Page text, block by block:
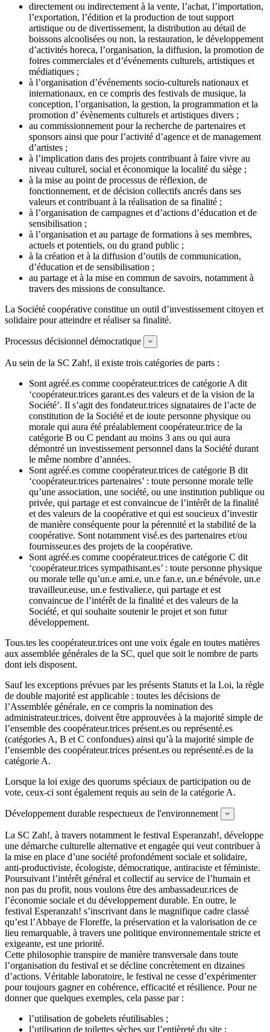
directement ou indirectement à la vente, l’achat, l’importation,
l’exportation, l’édition et la production de tout support
artistique ou de divertissement, la distribution au détail de
boissons alcoolisées ou non, la restauration, le développement
d’activités horeca, l’organisation, la diffusion, la promotion de
foires commerciales et d’événements culturels, artistiques et
médiatiques ;
à l’organisation d’événements socio-culturels nationaux et
internationaux, en ce compris des festivals de musique, la
conception, l’organisation, la gestion, la programmation et la
promotion d’ évènements culturels et artistiques divers ;
au commissionnement pour la recherche de partenaires et
sponsors ainsi que pour l’activité d’agence et de management
d’artistes ;
à l’implication dans des projets contribuant à faire vivre au
niveau culturel, social et économique la localité du siège ;
à la mise au point de processus de réflexion, de
fonctionnement, et de décision collectifs ancrés dans ses
valeurs et contribuant à la réalisation de sa finalité ;
à l’organisation de campagnes et d’actions d’éducation et de
sensibilisation ;
à l’organisation et au partage de formations à ses membres,
actuels et potentiels, ou du grand public ;
à la création et à la diffusion d’outils de communication,
d’éducation et de sensibilisation ;
au partage et à la mise en commun de savoirs, notamment à
travers des missions de consultance.
La Société coopérative constitue un outil d’investissement citoyen et
solidaire pour atteindre et réaliser sa finalité.
Processus décisionnel démocratique Expand
Au sein de la SC Zah!, il existe trois catégories de parts :
Sont agréé.es comme coopérateur.trices de catégorie A dit
‘coopérateur.trices garant.es des valeurs et de la vision de la
Société’. Il s’agit des fondateur.trices signataires de l’acte de
constitution de la Société et de ioute personne physique ou
morale qui aura été préalablement coopérateur.trice de la
catégorie B ou C pendant au moins 3 ans ou qui aura
démontré un investissement personnel dans la Société durant
le même nombre d’années.
Sont agréé.es comme coopérateur.trices de catégorie B dit
‘coopérateur.trices partenaires’ : toute personne morale telle
qu’une association, une société, ou une institution publique ou
privée, qui partage et est convaincue de l’intérêt de la finalité
et des valeurs de la coopérative et qui est soucieux d’investir
de manière conséquente pour la pérennité et la stabilité de la
coopérative. Sont notamment visé.es des partenaires et/ou
fournisseur.es des projets de la coopérative.
Sont agréé.es comme coopérateur.trices de catégorie C dit
‘coopérateur.trices sympathisant.es’ : toute personne physique
ou morale telle qu’un.e ami.e, un.e fan.e, un.e bénévole, un.e
travailleur.euse, un.e festivalier.e, qui partage et est
convaincue de l’intérêt de la finalité et des valeurs de la
Société, et qui souhaite soutenir le projet et son futur
développement.
Tous.tes les coopérateur.trices ont une voix égale en toutes matières
aux assemblée générales de la SC, quel que soit le nombre de parts
dont iels disposent.
Sauf les exceptions prévues par les présents Statuts et la Loi, la règle
de double majorité est applicable : toutes les décisions de
l’Assemblée générale, en ce compris la nomination des
administrateur.trices, doivent être approuvées à la majorité simple de
l’ensemble des coopérateur.trices présent.es ou représenté.es
(catégories A, B et C confondues) ainsi qu’à la majorité simple de
l’ensemble des coopérateur.trices présent.es ou représenté.es de la
catégorie A.
Lorsque la loi exige des quorums spéciaux de participation ou de
vote, ceux-ci sont également requis au sein de la catégorie A.
Développement durable respectueux de l'environnement Expand
La SC Zah!, à travers notamment le festival Esperanzah!, développe
une démarche culturelle alternative et engagée qui veut contribuer à
la mise en place d’une société profondément sociale et solidaire,
anti-productiviste, écologiste, démocratique, antiraciste et féministe.
Poursuivant l’intérêt général et collectif au service de l’humain et
non pas du profit, nous voulons être des ambassadeur.rices de
l’économie sociale et du développement durable. En outre, le
festival Esperanzah! s’inscrivant dans le magnifique cadre classé
qu’est l’Abbaye de Floreffe, la préservation et la valorisation de ce
lieu remarquable, à travers une politique environnementale stricte et
exigeante, est une priorité.
Cette philosophie transpire de manière transversale dans toute
l’organisation du festival et se décline concrètement en dizaines
d’actions. Véritable laboratoire, le festival ne cesse d’expérimenter
pour toujours gagner en cohérence, efficacité et résilience. Pour ne
donner que quelques exemples, cela passe par :
l’utilisation de gobelets réutilisables ;
l’utilisation de toilettes sèches sur l’entièreté du site ;